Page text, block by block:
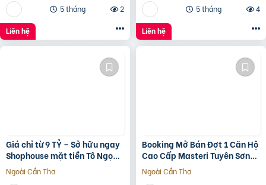
5 tháng
2
Liên hệ
5 tháng
4
Liên hệ
Giá chỉ từ 9 TỶ – Sở hữu ngay
Shophouse mặt tiền Tô Ngọc
Vân, ngay vành đai 2
Ngoài Cần Thơ
Booking Mở Bán Đợt 1 Căn Hộ
Cao Cấp Masteri Tuyên Sơn
Đà Nẵng Chiết Khấu Khủng
Lên Đến 19%
Ngoài Cần Thơ